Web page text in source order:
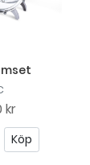
kr
Köp